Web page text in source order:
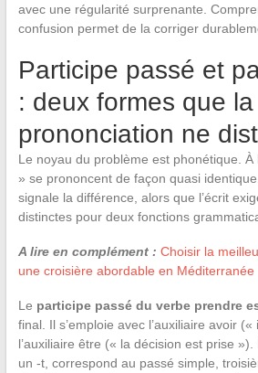
avec une régularité surprenante.
confusion permet de la corriger
Participe passé et
: deux formes que la
prononciation ne
Le noyau du problème est phonétique. À
» se prononcent de façon quasi
signale la différence, alors que l’écrit
distinctes pour deux fonctions
A lire en complément : Choisir la
une croisière abordable en Méditerranée
Le participe passé du verbe prendre
final. Il s’emploie avec l’auxiliaire avoir
l’auxiliaire être (« la décision est prise
un -t, correspond au passé simple,